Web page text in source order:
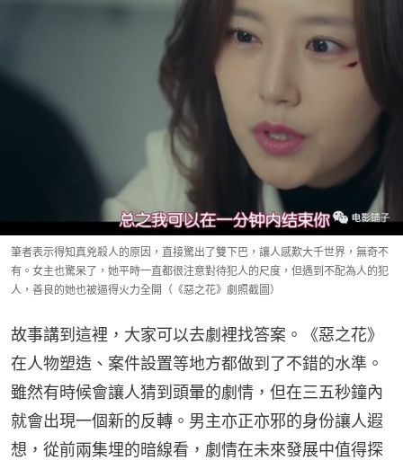
筆者表示得知真兇殺人的原因，直接驚出了雙下巴，讓人感歎大千世界，無奇不
有。女主也驚呆了，她平時一直都很注意對待犯人的尺度，但遇到不配為人的犯
人，善良的她也被逼得火力全開（《惡之花》劇照截圖）
故事講到這裡，大家可以去劇裡找答案。《惡之花》
在人物塑造、案件設置等地方都做到了不錯的水準。
雖然有時候會讓人猜到頭暈的劇情，但在三五秒鐘內
就會出現一個新的反轉。男主亦正亦邪的身份讓人遐
想，從前兩集埋的暗線看，劇情在未來發展中值得探